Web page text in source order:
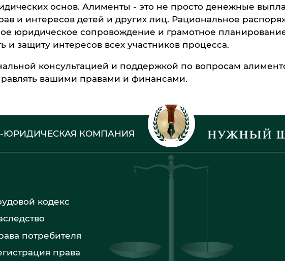
основ. Алименты - это не просто денежные
и интересов детей и других лиц. Рациональное
юридическое сопровождение и грамотное
и защиту интересов всех участников процесса.
консультацией и поддержкой по вопросам
вашими правами и финансами.
КОМПАНИЯ
кодекс
потребителя
права